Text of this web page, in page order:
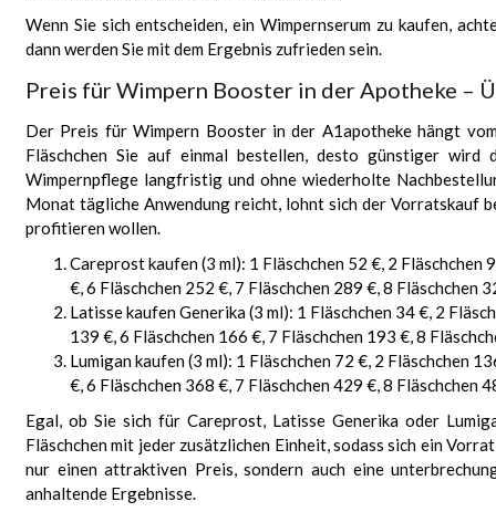
Wenn Sie sich entscheiden, ein Wimpernserum zu kaufen,
dann werden Sie mit dem Ergebnis zufrieden sein.
Preis für Wimpern Booster in der Apotheke –
Der Preis für Wimpern Booster in der A1apothekehängt
Fläschchen Sie auf einmal bestellen, desto günstiger
Wimpernpflege langfristig und ohne wiederholte
Monat tägliche Anwendung reicht, lohnt sich der Vorratskauf
profitieren wollen.
Careprost kaufen(3 ml): 1 Fläschchen 52 €, 2 Fläschchen
€, 6 Fläschchen 252 €, 7 Fläschchen 289 €, 8 Fläschchen
Latisse kaufenGenerika (3 ml): 1 Fläschchen 34 €, 2
139 €, 6 Fläschchen 166 €, 7 Fläschchen 193 €, 8
Lumigan kaufen(3 ml): 1 Fläschchen 72 €, 2 Fläschchen
€, 6 Fläschchen 368 €, 7 Fläschchen 429 €, 8 Fläschchen
Egal, ob Sie sich für Careprost, Latisse Generika oder
Fläschchen mit jeder zusätzlichen Einheit, sodass sich ein
nur einen attraktiven Preis, sondern auch eine
anhaltende Ergebnisse.